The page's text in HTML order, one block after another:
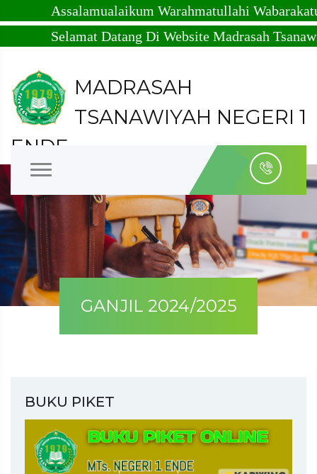
Assalamualaikum Warahmatullahi Wabarakatuh
Selamat Datang Di Website Madrasah Tsanawiyah
MADRASAH
TSANAWIYAH NEGERI 1
ENDE
Kabupaten Ende - Nusa Tenggara Timur - NPSN :
GANJIL 2024/2025
BUKU PIKET